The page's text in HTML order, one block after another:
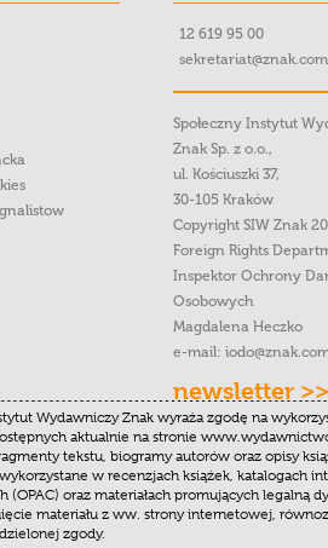
12 619 95 00
Społeczny Instytut
Znak Sp. z o.o.,
ul. Kościuszki 37,
30-105 Kraków
Copyright SIW Znak
Foreign Rights
Inspektor Ochrony
Osobowych
Magdalena Heczko
e-mail:
newsletter >>
Wydawniczy Znak wyraża zgodę na
aktualnie na stronie
tekstu, biogramy autorów oraz opisy
w recenzjach książek, katalogach
(OPAC) oraz materiałach promujących legalną
materiału z ww. strony internetowej,
zgody.